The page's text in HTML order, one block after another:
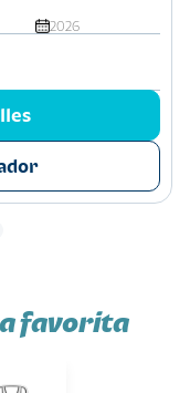
2026
favorita